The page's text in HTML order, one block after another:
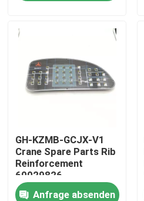
Produkte
Über uns
Fabrik Tour
Qualitätskontrolle
GH-KZMB-GCJX-V1
Crane Spare Parts Rib
Reinforcement
60029826
Anfrage absenden